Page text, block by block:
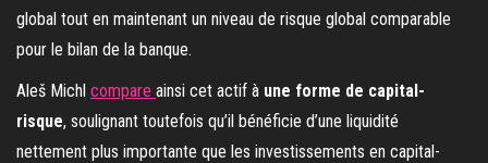
global tout en maintenant un niveau de risque global comparable
pour le bilan de la banque.
Aleš Michl compare ainsi cet actif à une forme de capital-
risque, soulignant toutefois qu’il bénéficie d’une liquidité
nettement plus importante que les investissements en capital-